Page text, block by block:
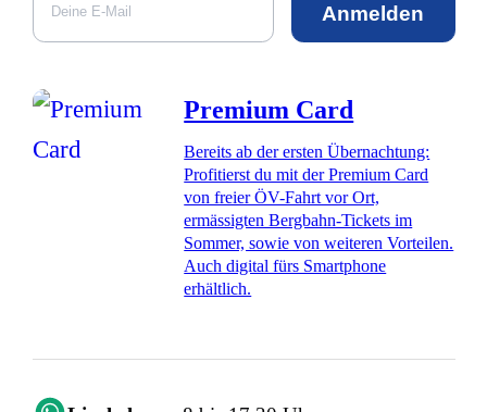
Anmelden
Premium Card
Bereits ab der ersten Übernachtung:
Profitierst du mit der Premium Card
von freier ÖV-Fahrt vor Ort,
ermässigten Bergbahn-Tickets im
Sommer, sowie von weiteren Vorteilen.
Auch digital fürs Smartphone
erhältlich.